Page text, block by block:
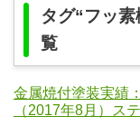
タグ“フッ
覧
金属焼付塗装実績
（2017年8月）ス